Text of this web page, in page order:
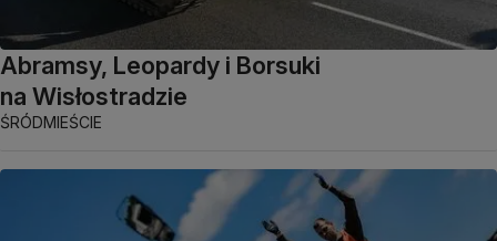
Abramsy, Leopardy i Borsuki
na Wisłostradzie
ŚRÓDMIEŚCIE